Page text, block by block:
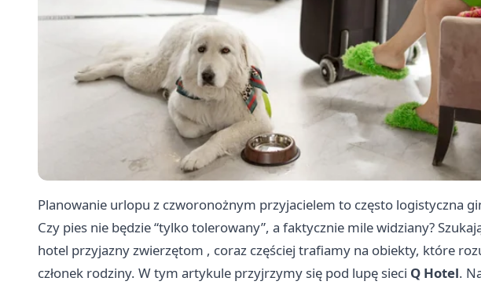
Planowanie urlopu z czworonożnym przyjacielem to często logistyczna
Czy pies nie będzie “tylko tolerowany”, a faktycznie mile widziany?
hotel przyjazny zwierzętom , coraz częściej trafiamy na obiekty, które
członek rodziny. W tym artykule przyjrzymy się pod lupę sieci Q Hotel.